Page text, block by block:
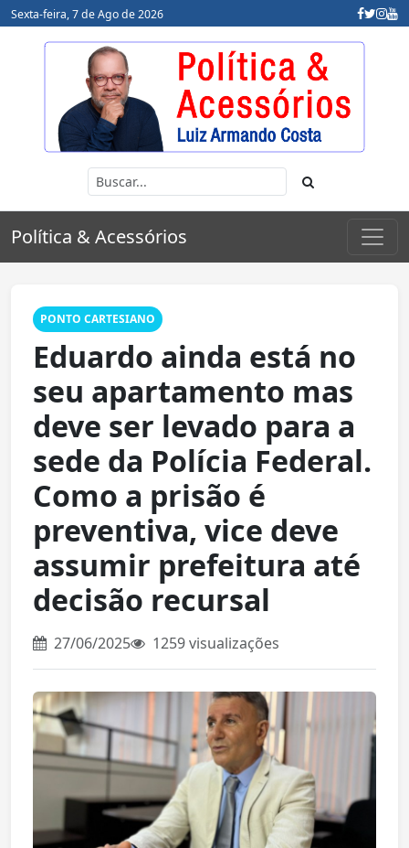
Sexta-feira, 7 de Ago de 2026
Política & Acessórios
PONTO CARTESIANO
Eduardo ainda está no
seu apartamento mas
deve ser levado para a
sede da Polícia Federal.
Como a prisão é
preventiva, vice deve
assumir prefeitura até
decisão recursal
27/06/2025 1259 visualizações